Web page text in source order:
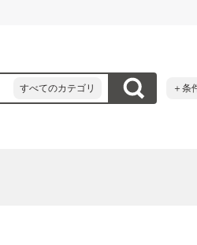
すべてのカテゴリ ＋条